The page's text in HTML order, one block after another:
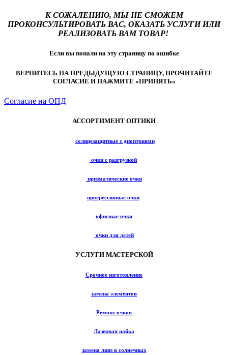
К СОЖАЛЕНИЮ, МЫ НЕ СМОЖЕМ
ПРОКОНСУЛЬТИРОВАТЬ ВАС, ОКАЗАТЬ УСЛУГИ ИЛИ
РЕАЛИЗОВАТЬ ВАМ ТОВАР!
Если вы попали на эту страницу по ошибке
ВЕРНИТЕСЬ НА ПРЕДЫДУЩУЮ СТРАНИЦУ, ПРОЧИТАЙТЕ
СОГЛАСИЕ И НАЖМИТЕ «ПРИНЯТЬ»
Согласие на ОПД
АССОРТИМЕНТ ОПТИКИ
солнцезащитные с диоптриями
очки с разгрузкой
призматические очки
прогрессивные очки
офисные очки
очки для детей
УСЛУГИ МАСТЕРСКОЙ
Срочное изготовление
замена элементов
Ремонт очков
Лазерная пайка
замена линз в солнечных